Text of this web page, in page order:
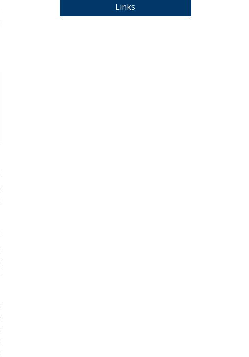
Links